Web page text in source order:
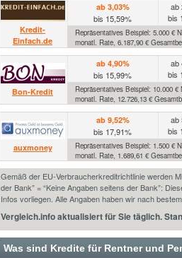
Gemäß der EU-Verbraucherkreditrichtlinie werden
der Bank” = “Keine Angaben seitens der Bank”:
Infos vorliegen. Alle Angaben haben wir nach
Vergleich.info aktualisiert für Sie täglich.
Kredit-
Einfach.de
ab 3,03%
bis 15,59%
ab
bis
Repräsentatives Beispiel: 5.000 €
monatl. Rate, 6.187,90 €
Bon-Kredit
ab 4,90%
bis 15,99%
ab
bis
Repräsentatives Beispiel: 10.000
monatl. Rate, 12.726,13 €
auxmoney
ab 9,52%
bis 17,91%
ab
bis
Repräsentatives Beispiel: 1.500 €
monatl. Rate, 1.689,61 €
Was sind Kredite für Rentner und